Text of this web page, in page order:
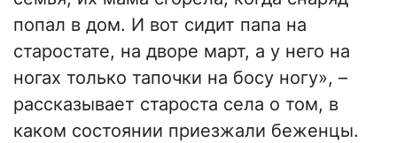
попал в дом. И вот сидит папа на
старостате, на дворе март, а у него на
ногах только тапочки на босу ногу», –
рассказывает староста села о том, в
каком состоянии приезжали беженцы.